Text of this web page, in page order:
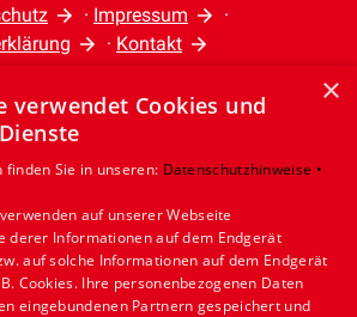
und eventuell
ist eine größere
erforderlich. Falls
jedoch mittel- und
werden soll, erweist
als rentabel.
und Ihre Heizung
machen. Der Filter
werden, abhängig
wie Haustieren oder
eine Gasheizung
· Impressum
·
· Kontakt
×
verwendet Cookies und
Sie in unseren: Datenschutzhinweise •
auf unserer Webseite
derer Informationen auf dem Endgerät
auf solche Informationen auf dem Endgerät
Cookies. Ihre personenbezogenen Daten
eingebundenen Partnern gespeichert und